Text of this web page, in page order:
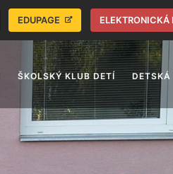
EDUPAGE ELEKTRONICKÁ
ŠKOLSKÝ KLUB DETÍ